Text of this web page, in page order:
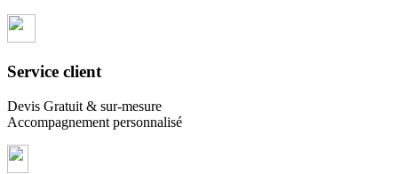
Service client
Devis Gratuit & sur-mesure
Accompagnement personnalisé